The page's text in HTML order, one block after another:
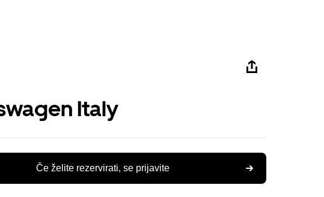
Italy
Če želite rezervirati, se prijavite